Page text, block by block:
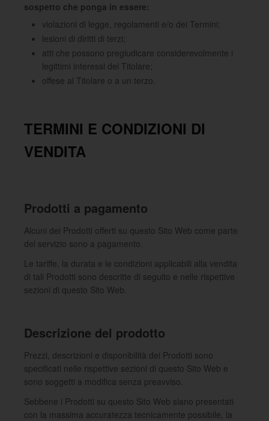
sospetto che ponga in essere:
violazioni di legge, regolamenti e/o dei Termini;
lesioni di diritti di terzi;
atti che possono pregiudicare considerevolmente i
legittimi interessi del Titolare;
offese al Titolare o a un terzo.
TERMINI E CONDIZIONI DI
VENDITA
Prodotti a pagamento
Alcuni dei Prodotti offerti su questo Sito Web come parte
del servizio sono a pagamento.
Le tariffe, la durata e le condizioni applicabili alla vendita
di tali Prodotti sono descritte di seguito e nelle rispettive
sezioni di questo Sito Web.
Descrizione del prodotto
Prezzi, descrizioni e disponibilità dei Prodotti sono
specificati nelle rispettive sezioni di questo Sito Web e
sono soggetti a modifica senza preavviso.
Sebbene i Prodotti su questo Sito Web siano presentati
con la massima accuratezza tecnicamente possibile, la